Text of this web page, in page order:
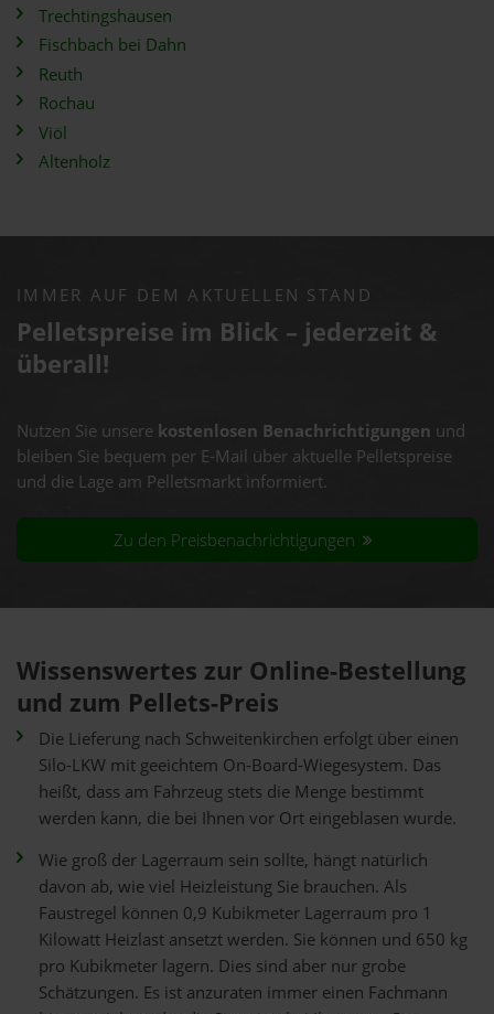
Trechtingshausen
Fischbach bei Dahn
Reuth
Rochau
Viöl
Altenholz
IMMER AUF DEM AKTUELLEN STAND
Pelletspreise im Blick – jederzeit &
überall!
Nutzen Sie unsere kostenlosen Benachrichtigungen und
bleiben Sie bequem per E-Mail über aktuelle Pelletspreise
und die Lage am Pelletsmarkt informiert.
Zu den Preisbenachrichtigungen
Wissenswertes zur Online-Bestellung
und zum Pellets-Preis
Die Lieferung nach Schweitenkirchen erfolgt über einen
Silo-LKW mit geeichtem On-Board-Wiegesystem. Das
heißt, dass am Fahrzeug stets die Menge bestimmt
werden kann, die bei Ihnen vor Ort eingeblasen wurde.
Wie groß der Lagerraum sein sollte, hängt natürlich
davon ab, wie viel Heizleistung Sie brauchen. Als
Faustregel können 0,9 Kubikmeter Lagerraum pro 1
Kilowatt Heizlast ansetzt werden. Sie können und 650 kg
pro Kubikmeter lagern. Dies sind aber nur grobe
Schätzungen. Es ist anzuraten immer einen Fachmann